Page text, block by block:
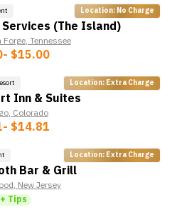
Location: No Charge
(The Island)
Forge,Tennessee
- $15.00
Location: Extra Charge
Inn & Suites
,Colorado
- $14.81
Location: Extra Charge
Bar & Grill
,New Jersey
+ Tips